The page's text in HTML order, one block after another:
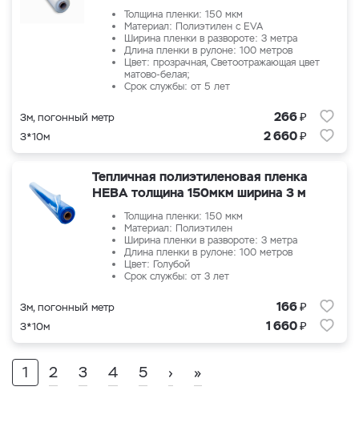
Толщина пленки: 150 мкм
Материал: Полиэтилен с EVA
Ширина пленки в развороте: 3 метра
Длина пленки в рулоне: 100 метров
Цвет: прозрачная, Светоотражающая цвет
матово-белая;
Срок службы: от 5 лет
3м, погонный метр 266₽
3*10м 2 660₽
Тепличная полиэтиленовая пленка
НЕВА толщина 150мкм ширина 3 м
Толщина пленки: 150 мкм
Материал: Полиэтилен
Ширина пленки в развороте: 3 метра
Длина пленки в рулоне: 100 метров
Цвет: Голубой
Срок службы: от 3 лет
3м, погонный метр 166₽
3*10м 1 660₽
1 2 3 4 5 › »